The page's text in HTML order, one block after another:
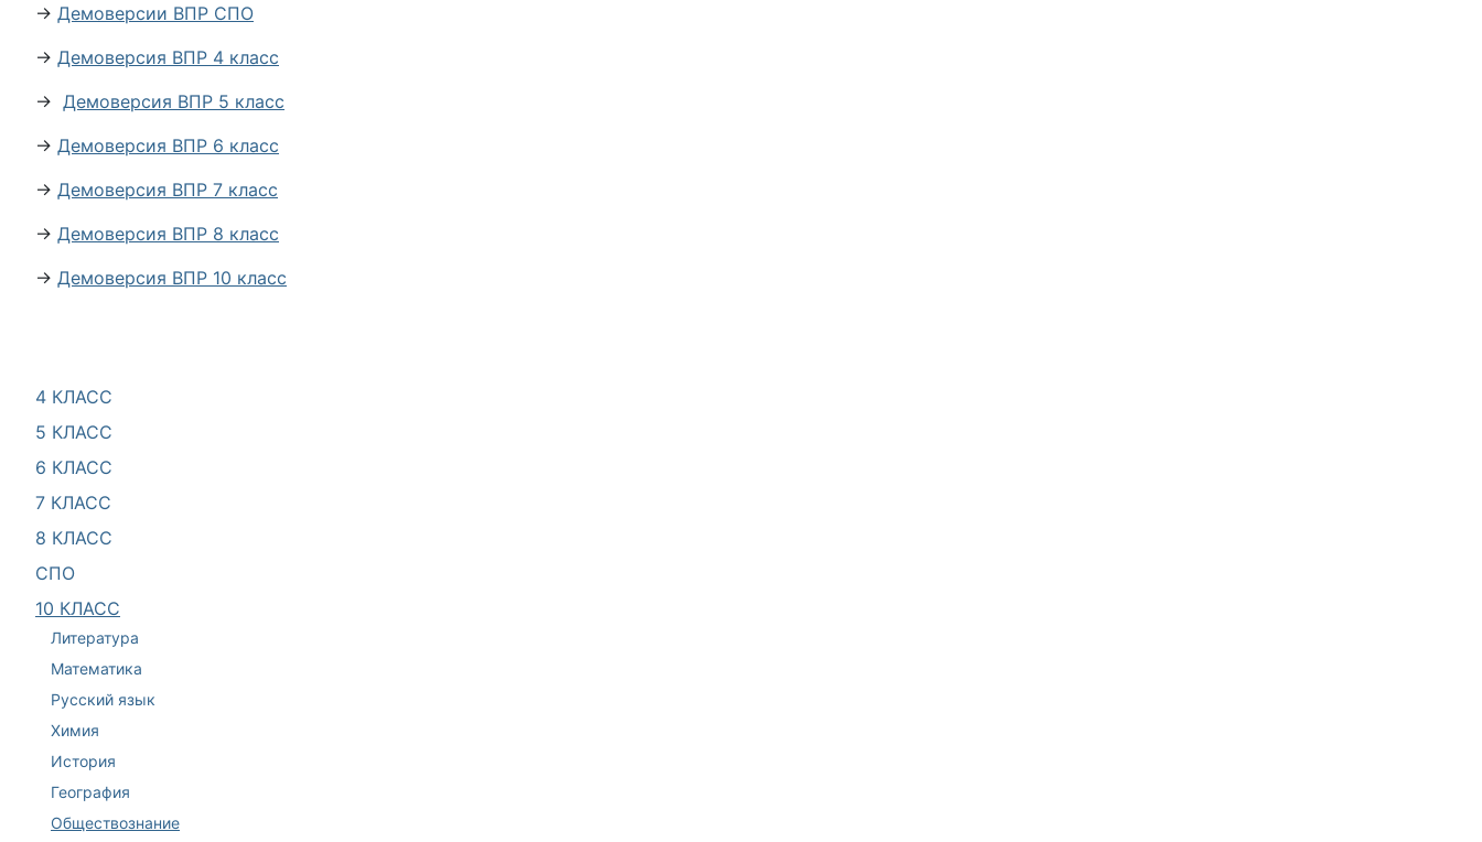
4 КЛАСС
5 КЛАСС
6 КЛАСС
7 КЛАСС
8 КЛАСС
СПО
10 КЛАСС
Литература
Математика
Русский язык
Химия
История
География
Обществознание
→ Демоверсии ВПР СПО
→ Демоверсия ВПР 4 класс
→ Демоверсия ВПР 5 класс
→ Демоверсия ВПР 6 класс
→ Демоверсия ВПР 7 класс
→ Демоверсия ВПР 8 класс
→ Демоверсия ВПР 10 класс